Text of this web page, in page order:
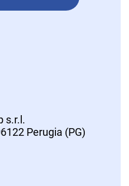
s.r.l.
Perugia (PG)